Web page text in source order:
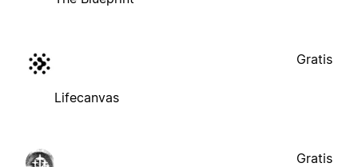
Lifecanvas
Gratis
Gratis